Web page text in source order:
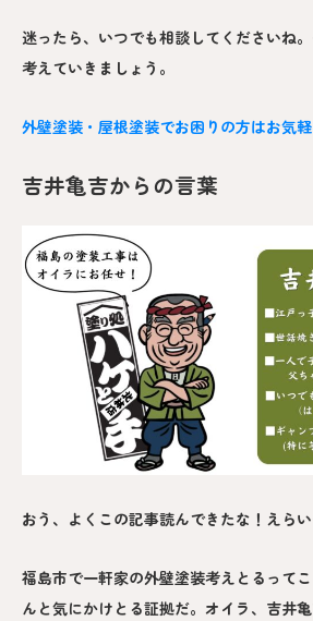
迷ったら、いつでも相談してくださいね
考えていきましょう。
外壁塗装・屋根塗装でお困りの方はお気
吉井亀吉からの言葉
おう、よくこの記事読んできたな！えらい
福島市で一軒家の外壁塗装考えとるって
んと気にかけとる証拠だ。オイラ、吉井